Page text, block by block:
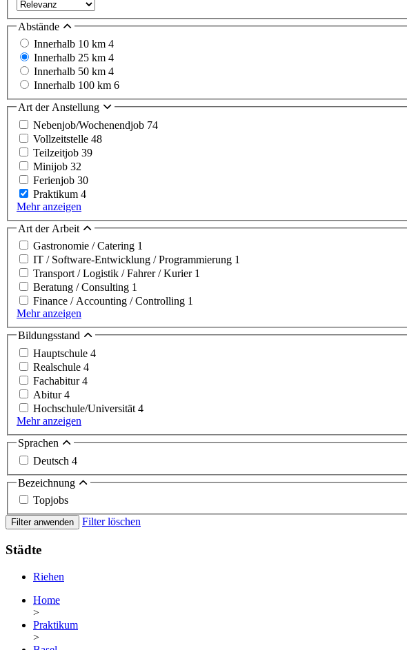
Abstände
Innerhalb 10 km 4
Innerhalb 25 km 4
Innerhalb 50 km 4
Innerhalb 100 km 6
Art der Anstellung
Nebenjob/Wochenendjob 74
Vollzeitstelle 48
Teilzeitjob 39
Minijob 32
Ferienjob 30
Praktikum 4
Mehr anzeigen
Art der Arbeit
Gastronomie / Catering 1
IT / Software-Entwicklung / Programmierung 1
Transport / Logistik / Fahrer / Kurier 1
Beratung / Consulting 1
Finance / Accounting / Controlling 1
Mehr anzeigen
Bildungsstand
Hauptschule 4
Realschule 4
Fachabitur4
Abitur4
Hochschule/Universität 4
Mehr anzeigen
Sprachen
Deutsch 4
Bezeichnung
Topjobs
Filter anwenden Filter löschen
Städte
Riehen
Home
>
Praktikum
>